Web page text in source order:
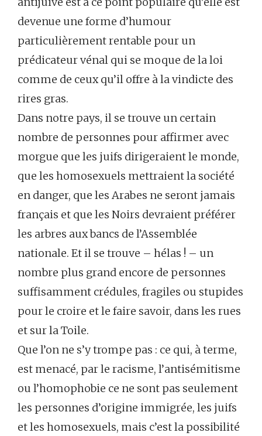
devenue une forme d’humour
particulièrement rentable pour un
prédicateur vénal qui se moque de la loi
comme de ceux qu’il offre à la vindicte des
rires gras.
Dans notre pays, il se trouve un certain
nombre de personnes pour affirmer avec
morgue que les juifs dirigeraient le monde,
que les homosexuels mettraient la société
en danger, que les Arabes ne seront jamais
français et que les Noirs devraient préférer
les arbres aux bancs de l’Assemblée
nationale. Et il se trouve – hélas ! – un
nombre plus grand encore de personnes
suffisamment crédules, fragiles ou stupides
pour le croire et le faire savoir, dans les rues
et sur la Toile.
Que l’on ne s’y trompe pas : ce qui, à terme,
est menacé, par le racisme, l’antisémitisme
ou l’homophobie ce ne sont pas seulement
les personnes d’origine immigrée, les juifs
et les homosexuels, mais c’est la possibilité